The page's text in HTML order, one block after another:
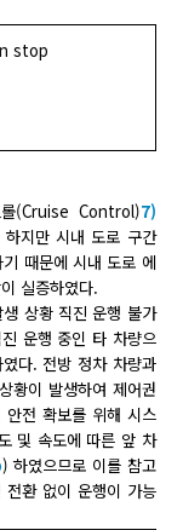
stop
롤(Cruise Control)7)
지만 시내 도로 구간
때문에 시내 도로 에
실증하였다.
상황 직진 운행 불가
운행 중인 타 차량으
다. 전방 정차 차량과
황이 발생하여 제어권
안전 확보를 위해 시스
및 속도에 따른 앞 차
) 하였으므로 이를 참고
환 없이 운행이 가능